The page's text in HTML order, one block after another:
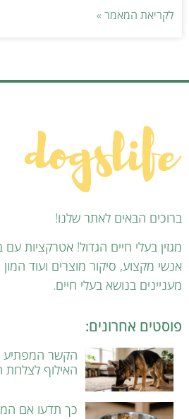
לקריאת המאמר »
ברוכים הבאים לאתר שלנו!
מגזין בעלי חיים הגדול! אטרקציות
אנשי מקצוע, סיקור מוצרים ועוד המון
מעניינים בנושא בעלי חיים.
פוסטים אחרונים:
הקשר המפתיע
האילוף לצלחת
כך תדעו אם